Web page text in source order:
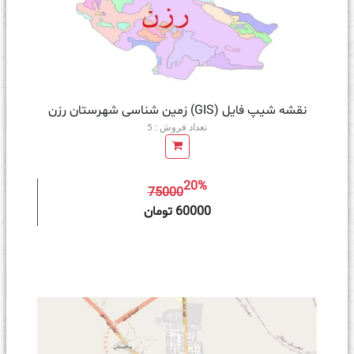
نقشه شیپ فایل (GIS) زمین‌ شناسی شهرستان رزن
تعداد فروش : 5
7500020%
60000 تومان